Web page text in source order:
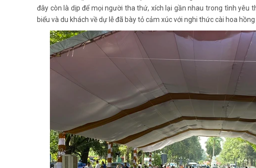
đây còn là dịp để mọi người tha thứ, xích lại gần nhau trong tình yêu
biểu và du khách về dự lễ đã bày tỏ cảm xúc với nghi thức cài hoa